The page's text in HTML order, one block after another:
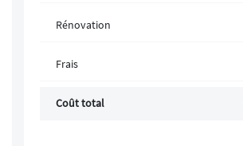
Rénovation
Frais
Coût total